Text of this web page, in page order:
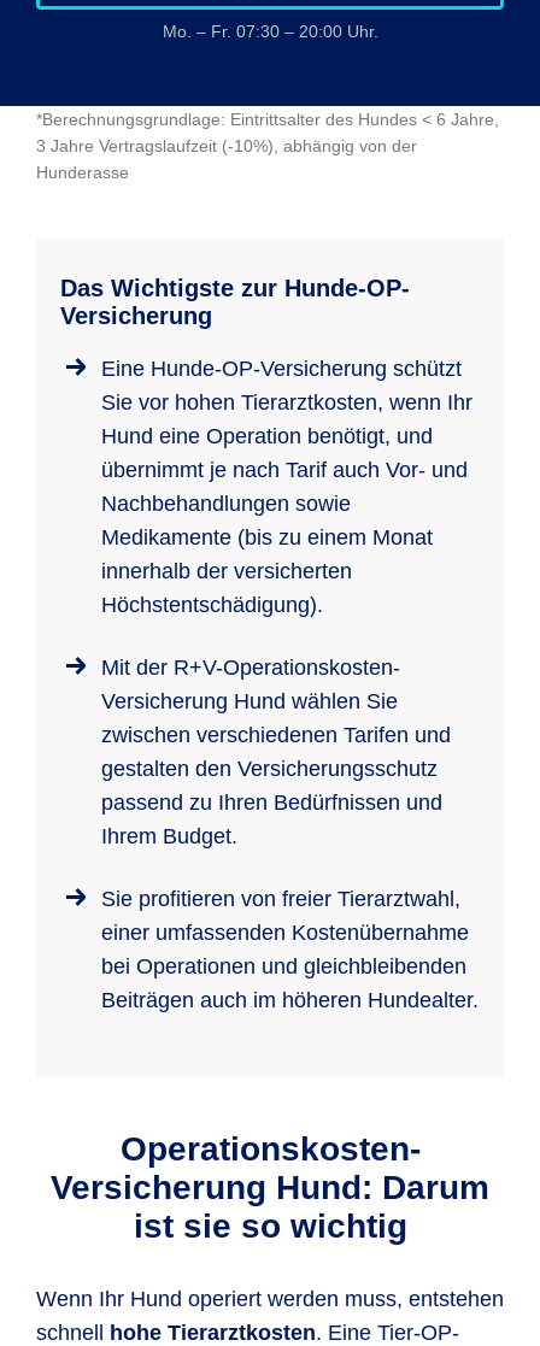
Mo. – Fr. 07:30 – 20:00 Uhr.
*Berechnungsgrundlage: Eintrittsalter des Hundes < 6 Jahre,
3 Jahre Vertragslaufzeit (-10%), abhängig von der
Hunderasse
Das Wichtigste zur Hunde-OP-
Versicherung
Eine Hunde-OP-Versicherung schützt
Sie vor hohen Tierarztkosten, wenn Ihr
Hund eine Operation benötigt, und
übernimmt je nach Tarif auch Vor- und
Nachbehandlungen sowie
Medikamente (bis zu einem Monat
innerhalb der versicherten
Höchstentschädigung).
Mit der R+V-Operationskosten-
Versicherung Hund wählen Sie
zwischen verschiedenen Tarifen und
gestalten den Versicherungsschutz
passend zu Ihren Bedürfnissen und
Ihrem Budget.
Sie profitieren von freier Tierarztwahl,
einer umfassenden Kostenübernahme
bei Operationen und gleichbleibenden
Beiträgen auch im höheren Hundealter.
Operationskosten-
Versicherung Hund: Darum
ist sie so wichtig
Wenn Ihr Hund operiert werden muss, entstehen
schnell
hohe Tierarztkosten. Eine Tier-OP-